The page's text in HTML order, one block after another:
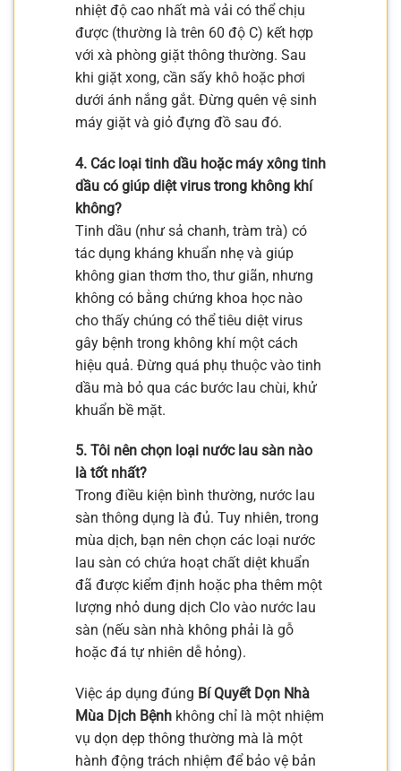
nhiệt độ cao nhất mà vải có thể chịu
được (thường là trên 60 độ C) kết hợp
với xà phòng giặt thông thường. Sau
khi giặt xong, cần sấy khô hoặc phơi
dưới ánh nắng gắt. Đừng quên vệ sinh
máy giặt và giỏ đựng đồ sau đó.
4. Các loại tinh dầu hoặc máy xông tinh
dầu có giúp diệt virus trong không khí
không?
Tinh dầu (như sả chanh, tràm trà) có
tác dụng kháng khuẩn nhẹ và giúp
không gian thơm tho, thư giãn, nhưng
không có bằng chứng khoa học nào
cho thấy chúng có thể tiêu diệt virus
gây bệnh trong không khí một cách
hiệu quả. Đừng quá phụ thuộc vào tinh
dầu mà bỏ qua các bước lau chùi, khử
khuẩn bề mặt.
5. Tôi nên chọn loại nước lau sàn nào
là tốt nhất?
Trong điều kiện bình thường, nước lau
sàn thông dụng là đủ. Tuy nhiên, trong
mùa dịch, bạn nên chọn các loại nước
lau sàn có chứa hoạt chất diệt khuẩn
đã được kiểm định hoặc pha thêm một
lượng nhỏ dung dịch Clo vào nước lau
sàn (nếu sàn nhà không phải là gỗ
hoặc đá tự nhiên dễ hỏng).
Việc áp dụng đúng Bí Quyết Dọn Nhà
Mùa Dịch Bệnh không chỉ là một nhiệm
vụ dọn dẹp thông thường mà là một
hành động trách nhiệm để bảo vệ bản